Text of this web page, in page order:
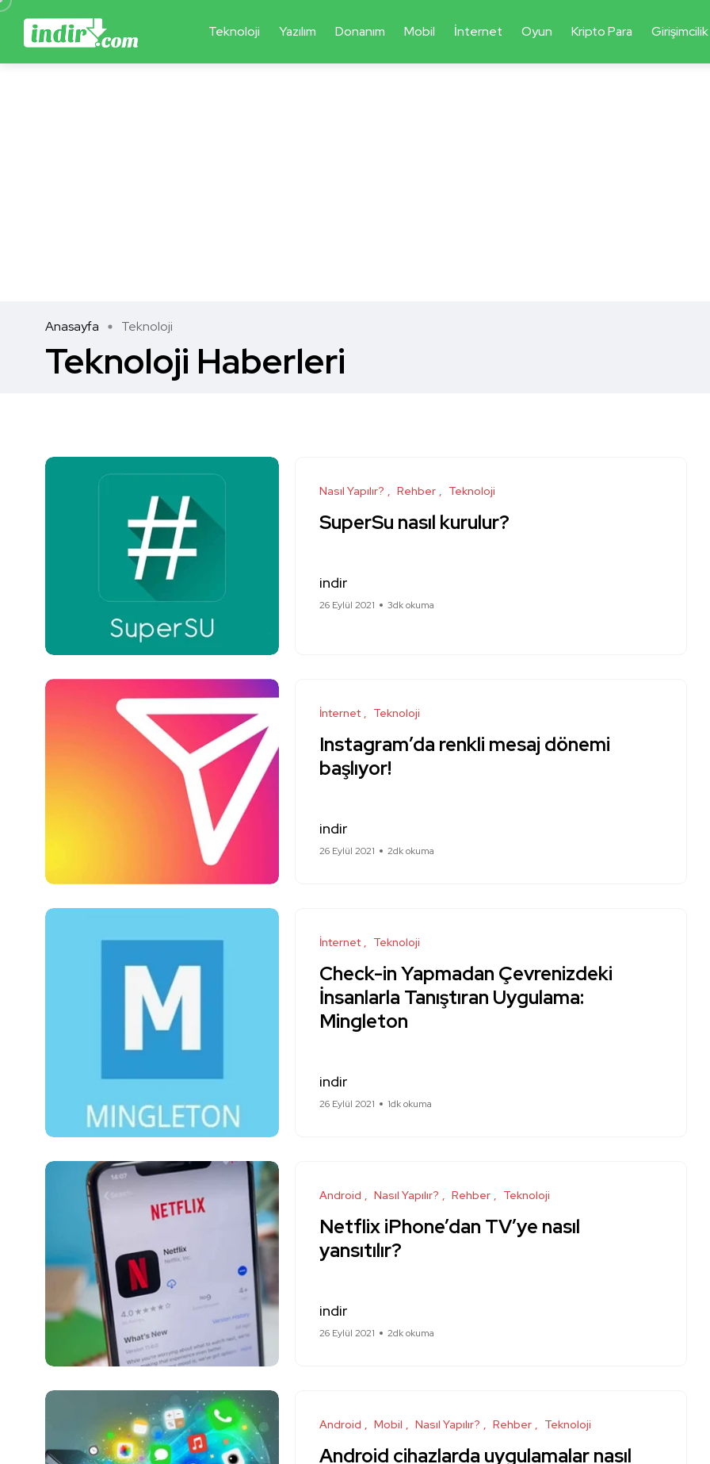
Teknoloji Yazılım Donanım Mobil İnternet Oyun Kripto Para Girişimcilik
Anasayfa Teknoloji
Teknoloji Haberleri
Nasıl Yapılır? Rehber Teknoloji
SuperSu nasıl kurulur?
indir
26 Eylül 2021 3dk okuma
İnternet Teknoloji
Instagram’da renkli mesaj dönemi
başlıyor!
indir
26 Eylül 2021 2dk okuma
İnternet Teknoloji
Check-in Yapmadan Çevrenizdeki
İnsanlarla Tanıştıran Uygulama:
Mingleton
indir
26 Eylül 2021 1dk okuma
Android Nasıl Yapılır? Rehber Teknoloji
Netflix iPhone’dan TV’ye nasıl
yansıtılır?
indir
26 Eylül 2021 2dk okuma
Android Mobil Nasıl Yapılır? Rehber Teknoloji
Android cihazlarda uygulamalar nasıl